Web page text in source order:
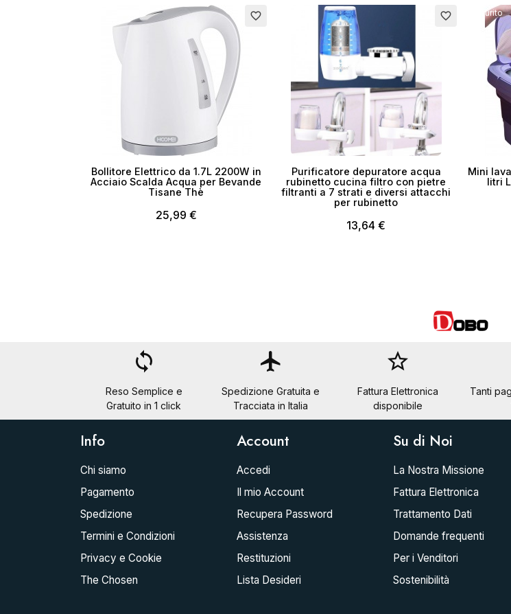
favorite_border
Bollitore Elettrico da 1.7L 2200W in
Acciaio Scalda Acqua per Bevande
Tisane Thè
25,99 €
favorite_border
Purificatore depuratore acqua
rubinetto cucina filtro con pietre
filtranti a 7 strati e diversi attacchi
per rubinetto
13,64 €
Esaurito
Mini
litri
loop
Reso Semplice e
Gratuito in 1 click
flight
Spedizione Gratuita e
Tracciata in Italia
star_border
Fattura Elettronica
disponibile
Tanti
Info
Chi siamo
Pagamento
Spedizione
Termini e Condizioni
Privacy e Cookie
The Chosen
Account
Accedi
Il mio Account
Recupera Password
Assistenza
Restituzioni
Lista Desideri
Su di Noi
La Nostra Missione
Fattura Elettronica
Trattamento Dati
Domande frequenti
Per i Venditori
Sostenibilità